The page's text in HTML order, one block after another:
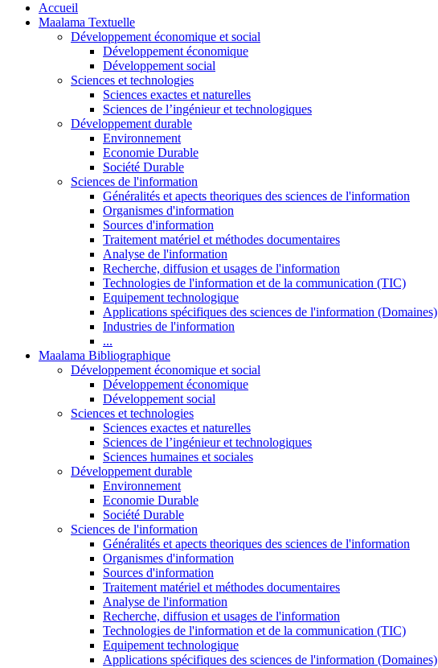
Accueil
Maalama Textuelle
Développement économique et social
Développement économique
Développement social
Sciences et technologies
Sciences exactes et naturelles
Sciences de l’ingénieur et technologiques
Développement durable
Environnement
Economie Durable
Société Durable
Sciences de l'information
Généralités et apects theoriques des sciences de l'information
Organismes d'information
Sources d'information
Traitement matériel et méthodes documentaires
Analyse de l'information
Recherche, diffusion et usages de l'information
Technologies de l'information et de la communication (TIC)
Equipement technologique
Applications spécifiques des sciences de l'information (Domaines)
Industries de l'information
...
Maalama Bibliographique
Développement économique et social
Développement économique
Développement social
Sciences et technologies
Sciences exactes et naturelles
Sciences de l’ingénieur et technologiques
Sciences humaines et sociales
Développement durable
Environnement
Economie Durable
Société Durable
Sciences de l'information
Généralités et apects theoriques des sciences de l'information
Organismes d'information
Sources d'information
Traitement matériel et méthodes documentaires
Analyse de l'information
Recherche, diffusion et usages de l'information
Technologies de l'information et de la communication (TIC)
Equipement technologique
Applications spécifiques des sciences de l'information (Domaines)